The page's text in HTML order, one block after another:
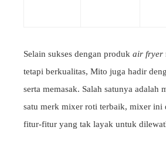
Selain sukses dengan produk air fryer
tetapi berkualitas, Mito juga hadir
serta memasak. Salah satunya adalah
satu merk mixer roti terbaik, mixer ini
fitur-fitur yang tak layak untuk